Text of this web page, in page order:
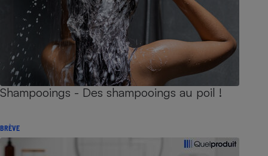
Shampooings - Des shampooings au poil !
BRÈVE